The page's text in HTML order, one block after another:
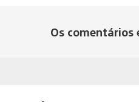
Os comentários